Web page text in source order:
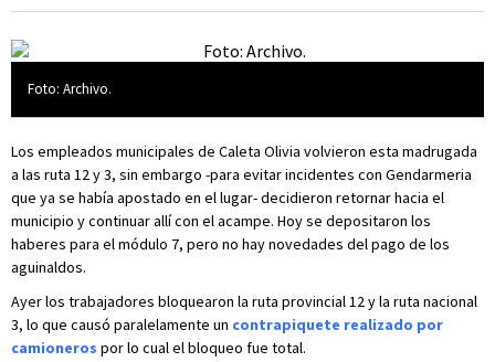
Foto: Archivo.
Los empleados municipales de Caleta Olivia volvieron esta madrugada
a las ruta 12 y 3, sin embargo -para evitar incidentes con Gendarmeria
que ya se había apostado en el lugar- decidieron retornar hacia el
municipio y continuar allí con el acampe. Hoy se depositaron los
haberes para el módulo 7, pero no hay novedades del pago de los
aguinaldos.
Ayer los trabajadores bloquearon la ruta provincial 12 y la ruta nacional
3, lo que causó paralelamente un contrapiquete realizado por
camioneros por lo cual el bloqueo fue total.